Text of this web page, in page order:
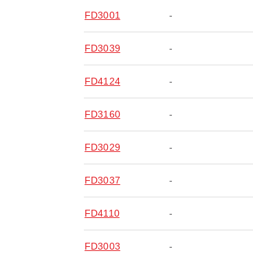
FD3001 -
FD3039 -
FD4124 -
FD3160 -
FD3029 -
FD3037 -
FD4110 -
FD3003 -